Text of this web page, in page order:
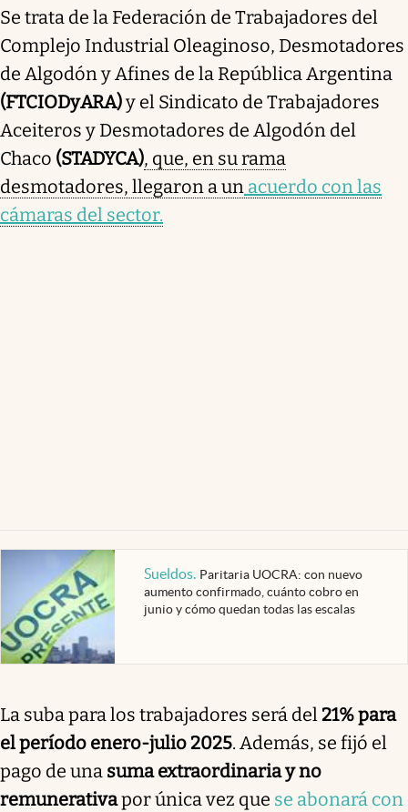
Se trata de la Federación de Trabajadores del
Complejo Industrial Oleaginoso, Desmotadores
de Algodón y Afines de la República Argentina
(FTCIODyARA)y el Sindicato de Trabajadores
Aceiteros y Desmotadores de Algodón del
Chaco (STADYCA), que, en su rama
desmotadores, llegaron a un acuerdo con las
cámaras del sector.
Sueldos. Paritaria UOCRA: con nuevo
aumento confirmado, cuánto cobro en
junio y cómo quedan todas las escalas
La suba para los trabajadores será del 21% para
el período enero-julio 2025. Además, se fijó el
pago de una suma extraordinaria y no
remunerativapor única vez que se abonará con